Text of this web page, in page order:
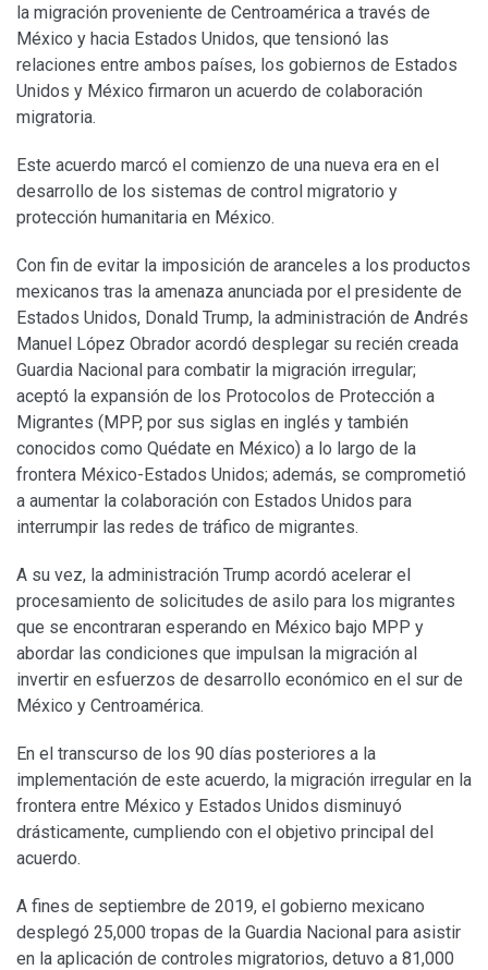
la migración proveniente de Centroamérica a través de
México y hacia Estados Unidos, que tensionó las
relaciones entre ambos países, los gobiernos de Estados
Unidos y México firmaron un acuerdo de colaboración
migratoria.
Este acuerdo marcó el comienzo de una nueva era en el
desarrollo de los sistemas de control migratorio y
protección humanitaria en México.
Con fin de evitar la imposición de aranceles a los productos
mexicanos tras la amenaza anunciada por el presidente de
Estados Unidos, Donald Trump, la administración de Andrés
Manuel López Obrador acordó desplegar su recién creada
Guardia Nacional para combatir la migración irregular;
aceptó la expansión de los Protocolos de Protección a
Migrantes (MPP, por sus siglas en inglés y también
conocidos como Quédate en México) a lo largo de la
frontera México-Estados Unidos; además, se comprometió
a aumentar la colaboración con Estados Unidos para
interrumpir las redes de tráfico de migrantes.
A su vez, la administración Trump acordó acelerar el
procesamiento de solicitudes de asilo para los migrantes
que se encontraran esperando en México bajo MPP y
abordar las condiciones que impulsan la migración al
invertir en esfuerzos de desarrollo económico en el sur de
México y Centroamérica.
En el transcurso de los 90 días posteriores a la
implementación de este acuerdo, la migración irregular en la
frontera entre México y Estados Unidos disminuyó
drásticamente, cumpliendo con el objetivo principal del
acuerdo.
A fines de septiembre de 2019, el gobierno mexicano
desplegó 25,000 tropas de la Guardia Nacional para asistir
en la aplicación de controles migratorios, detuvo a 81,000